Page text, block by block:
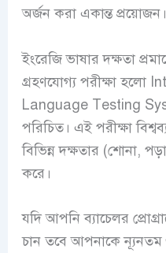
অর্জন করা একান্ত প্রয়োজন।
ইংরেজি ভাষার দক্ষতা
গ্রহণযোগ্য পরীক্ষা হলো
Language Testing
পরিচিত। এই পরীক্ষা
বিভিন্ন দক্ষতার (শোনা,
করে।
যদি আপনি ব্যাচেলর
চান তবে আপনাকে